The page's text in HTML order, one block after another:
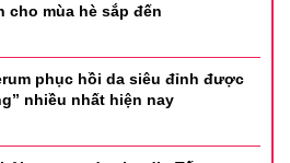
cho mùa hè sắp đến
phục hồi da siêu đỉnh được
nhiều nhất hiện nay